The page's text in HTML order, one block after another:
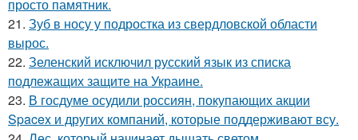
просто памятник.
21. Зуб в носу у подростка из свердловской области
вырос.
22. Зеленский исключил русский язык из списка
подлежащих защите на Украине.
23. В госдуме осудили россиян, покупающих акции
Spacex и других компаний, которые поддерживают всу.